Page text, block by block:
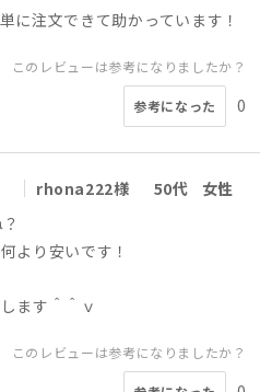
に注文できて助かっています！
このレビューは参考になりましたか？
参考になった 0
rhona222様 50代
女性
より安いです！
ます＾＾ｖ
このレビューは参考になりましたか？